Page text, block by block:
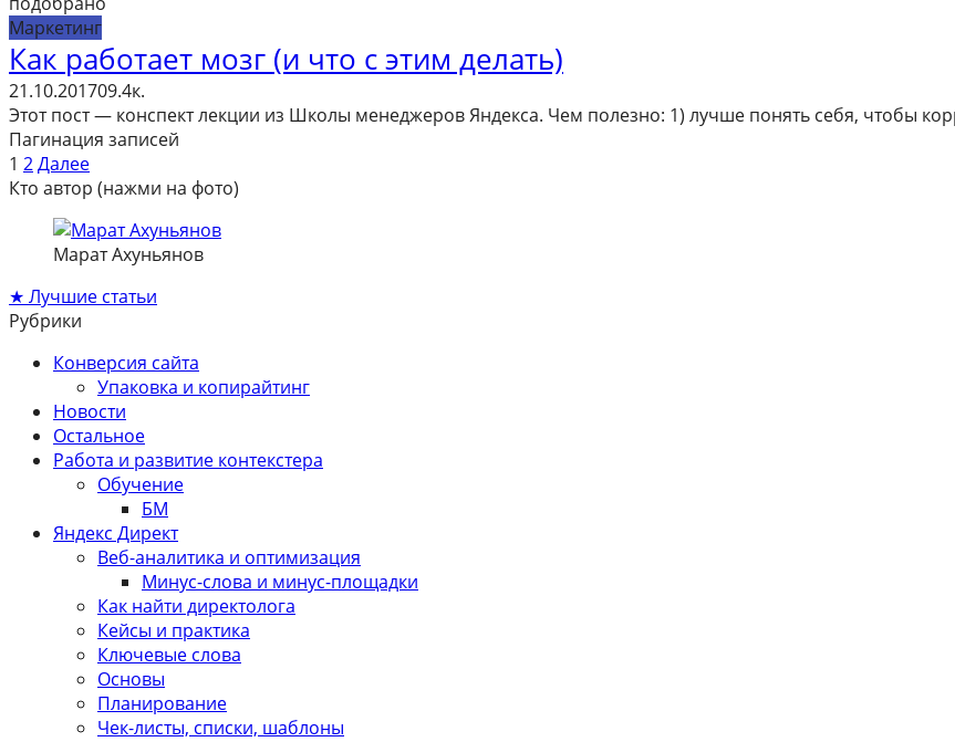
Маркетинг
Как работает мозг (и что с этим делать)
21.10.201709.4к.
Этот пост — конспект лекции из Школы менеджеров Яндекса. Чем полезно: 1) лучше понять себя, чтобы
Пагинация записей
1 2Далее
Кто автор (нажми на фото)
Марат Ахуньянов
★ Лучшие статьи
Рубрики
Конверсия сайта
Упаковка и копирайтинг
Новости
Остальное
Работа и развитие контекстера
Обучение
БМ
Яндекс Директ
Веб-аналитика и оптимизация
Минус-слова и минус-площадки
Как найти директолога
Кейсы и практика
Ключевые слова
Основы
Планирование
Чек-листы, списки, шаблоны